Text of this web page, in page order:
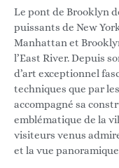
Le pont de Brooklyn
puissants de New
Manhattan et
l’East River. Depuis
d’art exceptionnel
techniques que par
accompagné sa
emblématique de la
visiteurs venus
et la vue